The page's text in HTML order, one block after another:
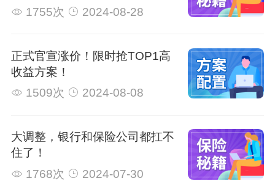
1755次
2024-08-28
正式官宣涨价！限时抢TOP1高
收益方案！
1509次
2024-08-08
大调整，银行和保险公司都扛不
住了！
1768次
2024-07-30